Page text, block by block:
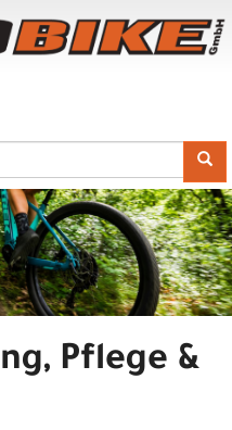
Pflege &